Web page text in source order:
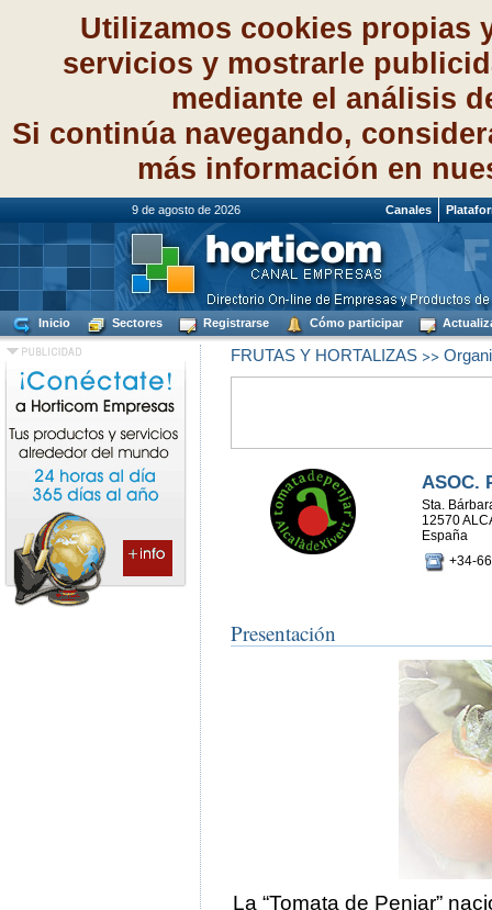
Utilizamos cookies propias
servicios y mostrarle
mediante el análisis
Si continúa navegando,
más información en
9 de agosto de 2026 Canales
Inicio Sectores Registrarse Cómo participar
FRUTAS Y HORTALIZAS>>
ASOC.
Sta.
12570
España
+34-
Presentación
La “Tomata de Penjar”